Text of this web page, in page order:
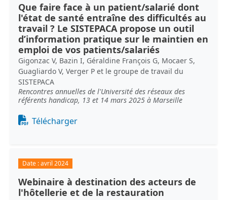
Que faire face à un patient/salarié dont
l'état de santé entraîne des difficultés au
travail ? Le SISTEPACA propose un outil
d’information pratique sur le maintien en
emploi de vos patients/salariés
Gigonzac V, Bazin I, Géraldine François G, Mocaer S,
Guagliardo V, Verger P et le groupe de travail du
SISTEPACA
Rencontres annuelles de l'Université des réseaux des
référents handicap, 13 et 14 mars 2025 à Marseille
Document
Télécharger
Date :avril 2024
Webinaire à destination des acteurs de
l'hôtellerie et de la restauration